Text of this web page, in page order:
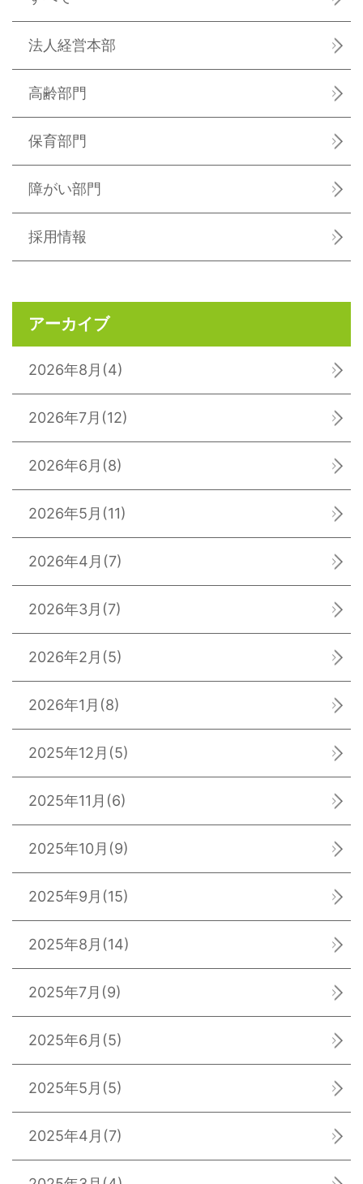
法人経営本部
高齢部門
保育部門
障がい部門
採用情報
アーカイブ
2026年8月 (4)
2026年7月 (12)
2026年6月 (8)
2026年5月 (11)
2026年4月 (7)
2026年3月 (7)
2026年2月 (5)
2026年1月 (8)
2025年12月 (5)
2025年11月 (6)
2025年10月 (9)
2025年9月 (15)
2025年8月 (14)
2025年7月 (9)
2025年6月 (5)
2025年5月 (5)
2025年4月 (7)